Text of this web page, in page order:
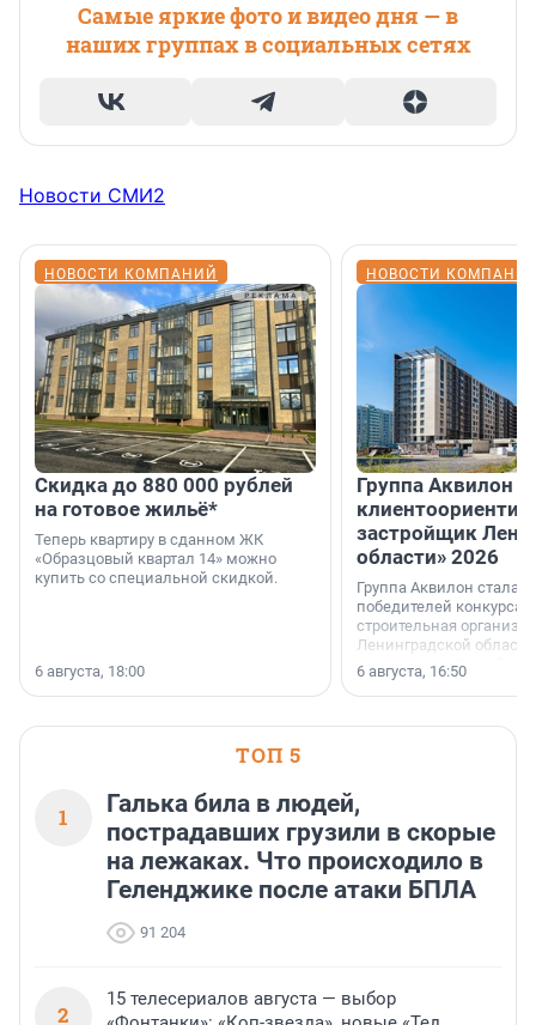
Самые яркие фото и видео дня — в
наших группах в социальных сетях
Новости СМИ2
НОВОСТИ КОМПАНИЙ
Скидка до 880 000 рублей
на готовое жильё*
Теперь квартиру в сданном ЖК
«Образцовый квартал 14» можно
купить со специальной скидкой.
6 августа, 18:00
НОВОСТИ
Группа Аквилон
застройщик
области» 2026
Группа Аквилон стала
победителей конкурса
строительная
Ленинградской области
номинации «Самый
застройщик
области».
6 августа, 16:50
ТОП 5
1
Галька била в людей,
пострадавших грузили в скорые
на лежаках. Что происходило в
Геленджике после атаки БПЛА
91 204
2
15 телесериалов августа — выбор